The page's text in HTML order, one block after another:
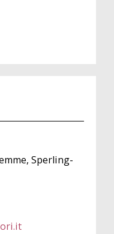
Sperling-